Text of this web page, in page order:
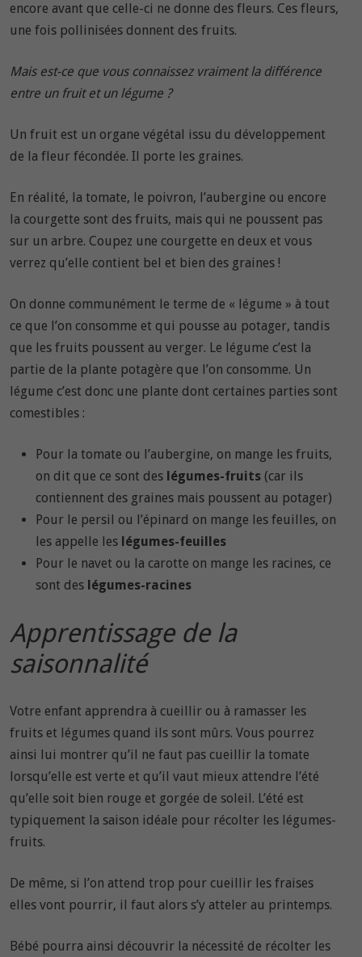
encore avant que celle-ci ne donne des fleurs. Ces fleurs,
une fois pollinisées donnent des fruits.
Mais est-ce que vous connaissez vraiment la différence
entre un fruit et un légume ?
Un fruit est un organe végétal issu du développement
de la fleur fécondée. Il porte les graines.
En réalité, la tomate, le poivron, l’aubergine ou encore
la courgette sont des fruits, mais qui ne poussent pas
sur un arbre. Coupez une courgette en deux et vous
verrez qu’elle contient bel et bien des graines !
On donne communément le terme de « légume » à tout
ce que l’on consomme et qui pousse au potager, tandis
que les fruits poussent au verger. Le légume c’est la
partie de la plante potagère que l’on consomme. Un
légume c’est donc une plante dont certaines parties sont
comestibles :
Pour la tomate ou l’aubergine, on mange les fruits,
on dit que ce sont des légumes-fruits (car ils
contiennent des graines mais poussent au potager)
Pour le persil ou l’épinard on mange les feuilles, on
les appelle les légumes-feuilles
Pour le navet ou la carotte on mange les racines, ce
sont des légumes-racines
Apprentissage de la
saisonnalité
Votre enfant apprendra à cueillir ou à ramasser les
fruits et légumes quand ils sont mûrs. Vous pourrez
ainsi lui montrer qu’il ne faut pas cueillir la tomate
lorsqu’elle est verte et qu’il vaut mieux attendre l’été
qu’elle soit bien rouge et gorgée de soleil. L’été est
typiquement la saison idéale pour récolter les légumes-
fruits.
De même, si l’on attend trop pour cueillir les fraises
elles vont pourrir, il faut alors s’y atteler au printemps.
Bébé pourra ainsi découvrir la nécessité de récolter les